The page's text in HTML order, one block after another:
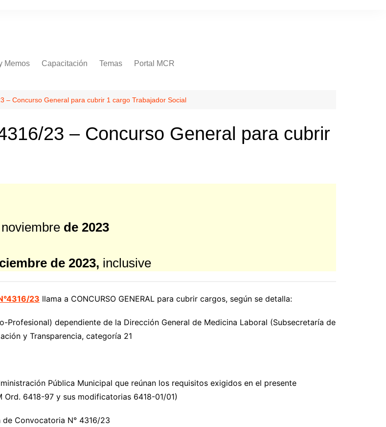
Memos Capacitación Temas
Procedimientos
RR.HH
Portal MCR
– Concurso General para cubrir 1 cargo Trabajador Social
23 – Concurso General para cubrir
de 2023
de 2023, inclusive
23 llama a CONCURSO GENERAL para cubrir cargos, según se detalla:
Profesional) dependiente de la Dirección General de Medicina Laboral (Subsecretaría de
y Transparencia, categoría 21
Pública Municipal que reúnan los requisitos exigidos en el presente
Ord. 6418-97 y sus modificatorias 6418-01/01)
Convocatoria N° 4316/23